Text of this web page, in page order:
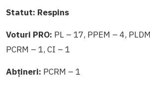
Statut: Respins
Voturi PRO: PL – 17, PPEM – 4,
PCRM – 1, CI – 1
Abțineri: PCRM – 1